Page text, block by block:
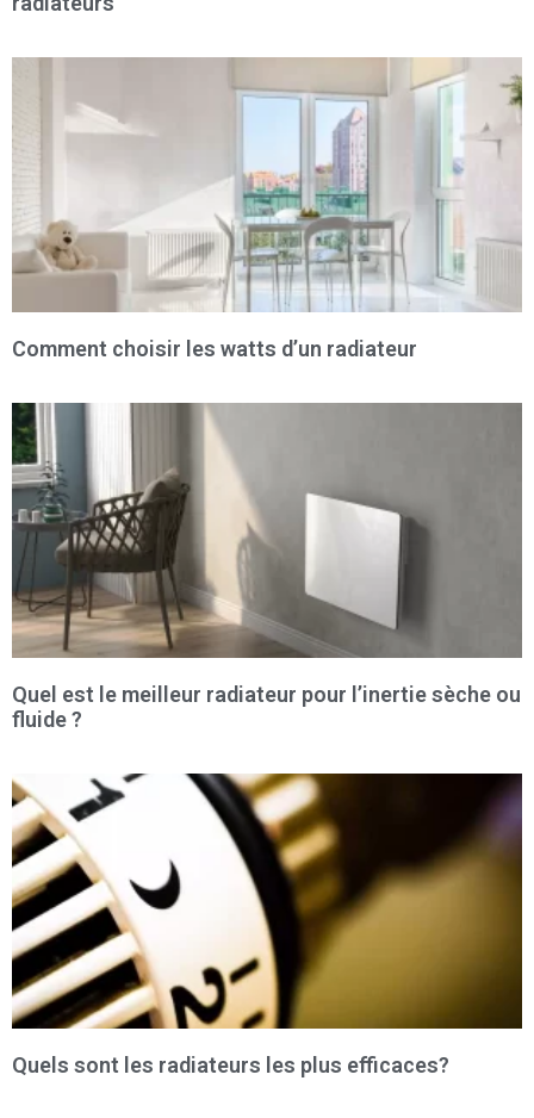
Comment choisir les watts d’un radiateur
Quel est le meilleur radiateur pour l’inertie sèche ou
fluide ?
Quels sont les radiateurs les plus efficaces?